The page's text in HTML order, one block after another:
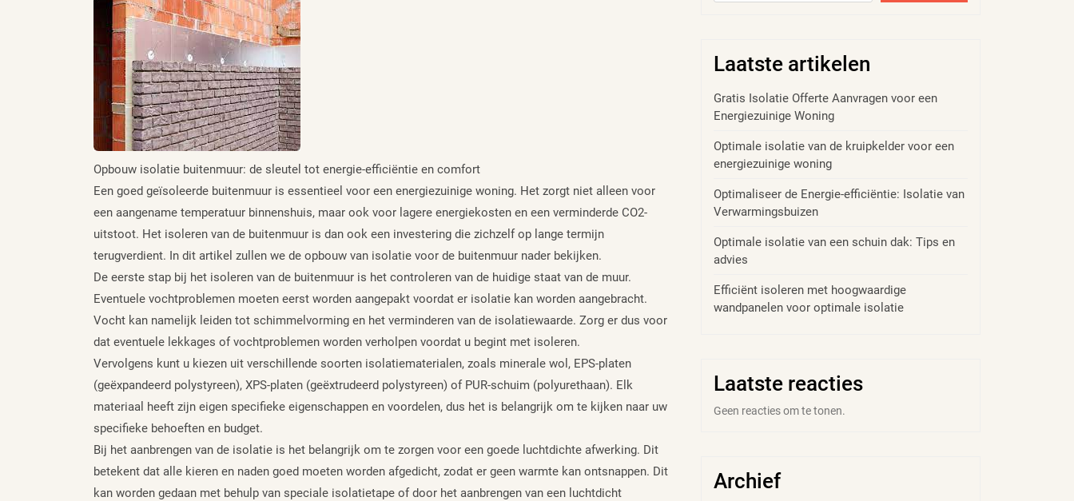
Opbouw isolatie buitenmuur: de sleutel tot energie-efficiëntie en comfort
Een goed geïsoleerde buitenmuur is essentieel voor een energiezuinige woning. Het zorgt niet alleen voor
een aangename temperatuur binnenshuis, maar ook voor lagere energiekosten en een verminderde CO2-
uitstoot. Het isoleren van de buitenmuur is dan ook een investering die zichzelf op lange termijn
terugverdient. In dit artikel zullen we de opbouw van isolatie voor de buitenmuur nader bekijken.
De eerste stap bij het isoleren van de buitenmuur is het controleren van de huidige staat van de muur.
Eventuele vochtproblemen moeten eerst worden aangepakt voordat er isolatie kan worden aangebracht.
Vocht kan namelijk leiden tot schimmelvorming en het verminderen van de isolatiewaarde. Zorg er dus voor
dat eventuele lekkages of vochtproblemen worden verholpen voordat u begint met isoleren.
Vervolgens kunt u kiezen uit verschillende soorten isolatiematerialen, zoals minerale wol, EPS-platen
(geëxpandeerd polystyreen), XPS-platen (geëxtrudeerd polystyreen) of PUR-schuim (polyurethaan). Elk
materiaal heeft zijn eigen specifieke eigenschappen en voordelen, dus het is belangrijk om te kijken naar uw
specifieke behoeften en budget.
Bij het aanbrengen van de isolatie is het belangrijk om te zorgen voor een goede luchtdichte afwerking. Dit
betekent dat alle kieren en naden goed moeten worden afgedicht, zodat er geen warmte kan ontsnappen. Dit
kan worden gedaan met behulp van speciale isolatietape of door het aanbrengen van een luchtdicht
Laatste artikelen
Gratis Isolatie Offerte Aanvragen voor een
Energiezuinige Woning
Optimale isolatie van de kruipkelder voor een
energiezuinige woning
Optimaliseer de Energie-efficiëntie: Isolatie van
Verwarmingsbuizen
Optimale isolatie van een schuin dak: Tips en
advies
Efficiënt isoleren met hoogwaardige
wandpanelen voor optimale isolatie
Laatste reacties
Geen reacties om te tonen.
Archief